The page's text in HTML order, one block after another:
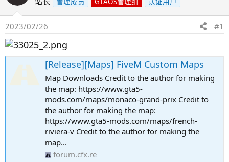
2023/02/26 #1
[Release][Maps] FiveM Custom Maps
Map Downloads Credit to the author for making
the map: https://www.gta5-
mods.com/maps/monaco-grand-prix Credit to
the author for making the map:
https://www.gta5-mods.com/maps/french-
riviera-v Credit to the author for making the
map...
forum.cfx.re